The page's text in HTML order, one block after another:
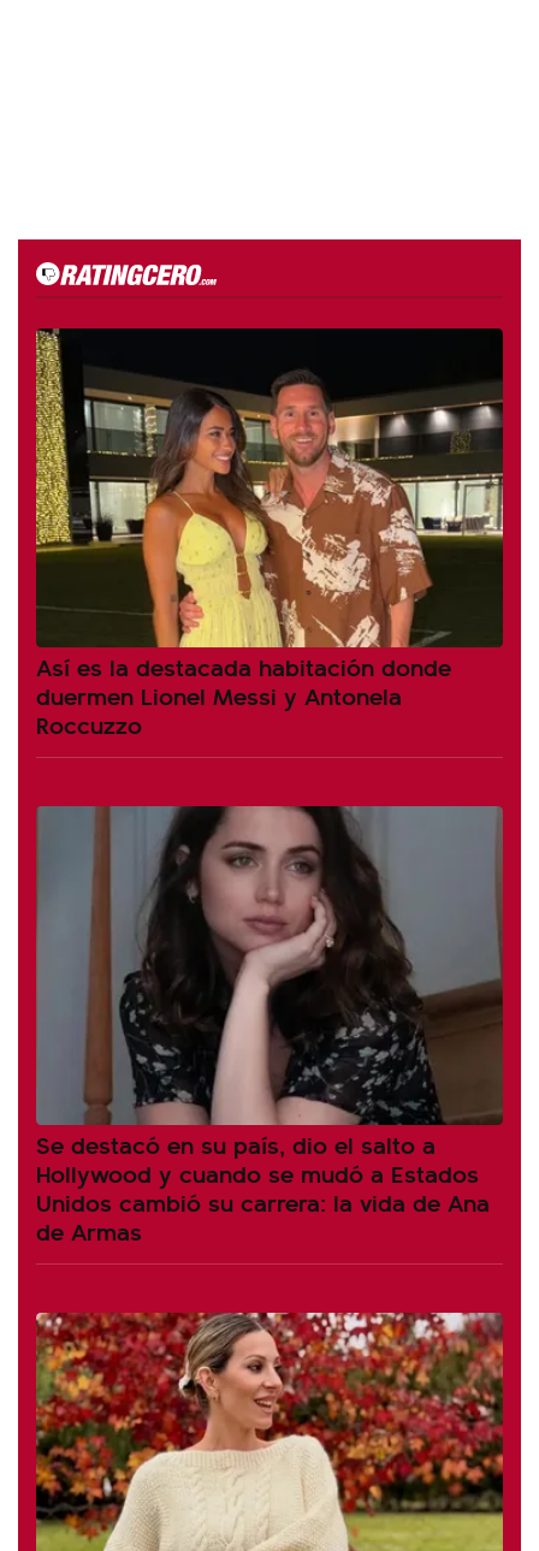
Así es la destacada habitación donde
duermen Lionel Messi y Antonela
Roccuzzo
Se destacó en su país, dio el salto a
Hollywood y cuando se mudó a Estados
Unidos cambió su carrera: la vida de Ana
de Armas